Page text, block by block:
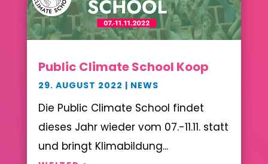
Public Climate School Koop
29. AUGUST 2022 | NEWS
Die Public Climate School findet
dieses Jahr wieder vom 07.-11.11. statt
und bringt Klimabildung...